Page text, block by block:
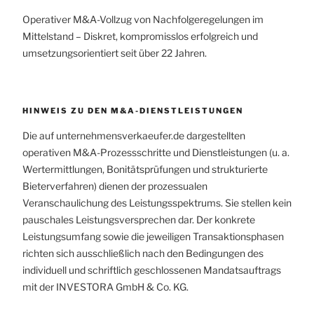
Operativer M&A-Vollzug von Nachfolgeregelungen im
Mittelstand – Diskret, kompromisslos erfolgreich und
umsetzungsorientiert seit über 22 Jahren.
HINWEIS ZU DEN M&A-DIENSTLEISTUNGEN
Die auf unternehmensverkaeufer.de dargestellten
operativen M&A-Prozessschritte und Dienstleistungen (u. a.
Wertermittlungen, Bonitätsprüfungen und strukturierte
Bieterverfahren) dienen der prozessualen
Veranschaulichung des Leistungsspektrums. Sie stellen kein
pauschales Leistungsversprechen dar. Der konkrete
Leistungsumfang sowie die jeweiligen Transaktionsphasen
richten sich ausschließlich nach den Bedingungen des
individuell und schriftlich geschlossenen Mandatsauftrags
mit der INVESTORA GmbH & Co. KG.